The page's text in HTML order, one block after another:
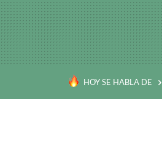
HOY SE HABLA DE